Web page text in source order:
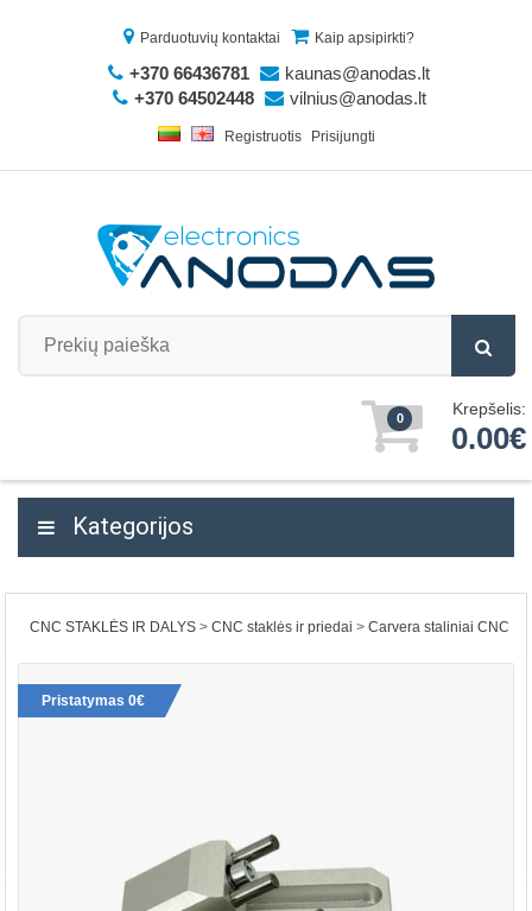
Parduotuvių kontaktai Kaip apsipirkti?
+370 66436781
kaunas@anodas.lt
+370 64502448
vilnius@anodas.lt
Registruotis Prisijungti
0 Krepšelis:
0.00€
Kategorijos
CNC STAKLĖS IR DALYS CNC staklės ir priedai Carvera staliniai CNC
Pristatymas 0€